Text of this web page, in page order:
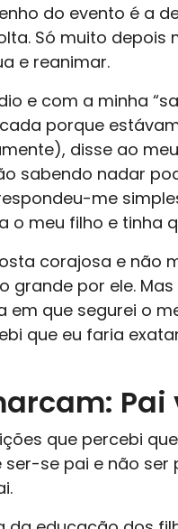
do evento é a
Só muito depois
e reanimar.
e com a minha
porque
disse ao
sabendo nadar
me
o meu filho e tinha
corajosa e não
grande por ele.
em que segurei o
que eu faria
que percebi
ser-se pai e não